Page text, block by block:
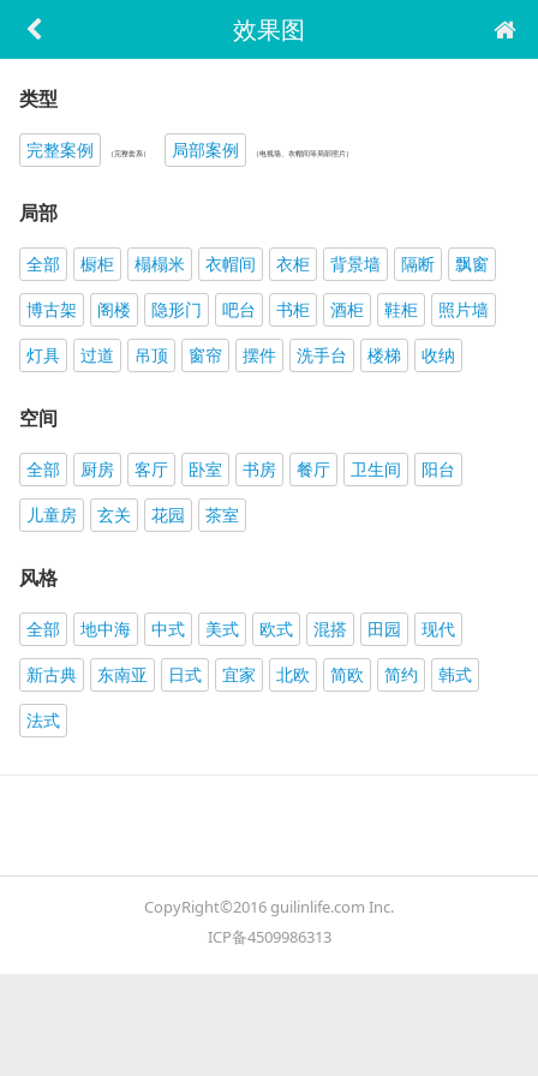
效果图
类型
完整案例 （完整套系） 局部案例 （电视墙、衣帽间等局部照片）
局部
全部 橱柜 榻榻米 衣帽间 衣柜 背景墙 隔断
飘窗
博古架
阁楼 隐形门 吧台 书柜 酒柜 鞋柜
照片墙
灯具
过道 吊顶 窗帘 摆件 洗手台 楼梯 收纳
空间
全部 厨房 客厅 卧室 书房 餐厅 卫生间
阳台
儿童房
玄关 花园 茶室
风格
全部 地中海 中式 美式 欧式 混搭 田园
现代
新古典
东南亚 日式 宜家 北欧 简欧 简约
韩式
法式
CopyRight©2016 guilinlife.com Inc.
ICP备4509986313